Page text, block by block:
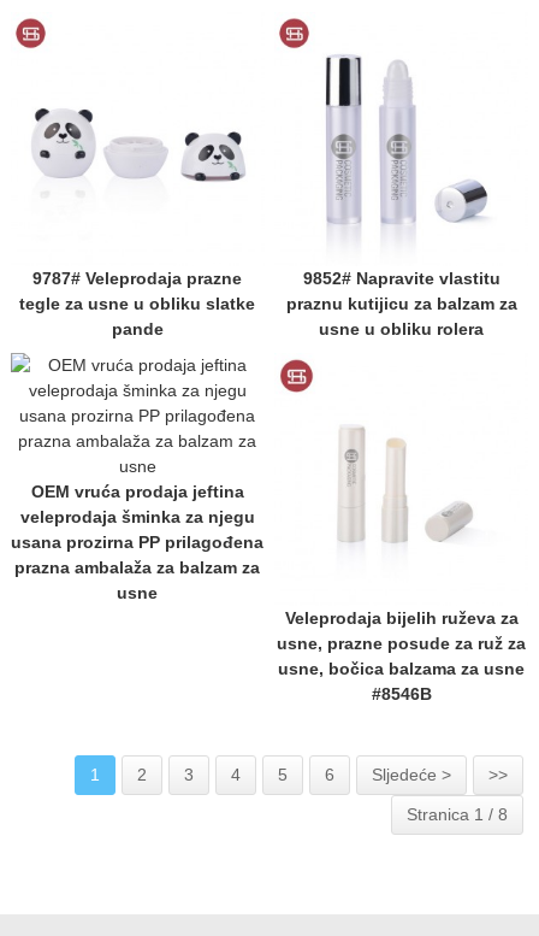
9787# Veleprodaja prazne
tegle za usne u obliku slatke
pande
9852# Napravite vlastitu
praznu kutijicu za balzam za
usne u obliku rolera
OEM vruća prodaja jeftina
veleprodaja šminka za njegu
usana prozirna PP prilagođena
prazna ambalaža za balzam za
usne
Veleprodaja bijelih ruževa za
usne, prazne posude za ruž za
usne, bočica balzama za usne
#8546B
1 2 3 4 5 6 Sljedeće > >>
Stranica 1 / 8